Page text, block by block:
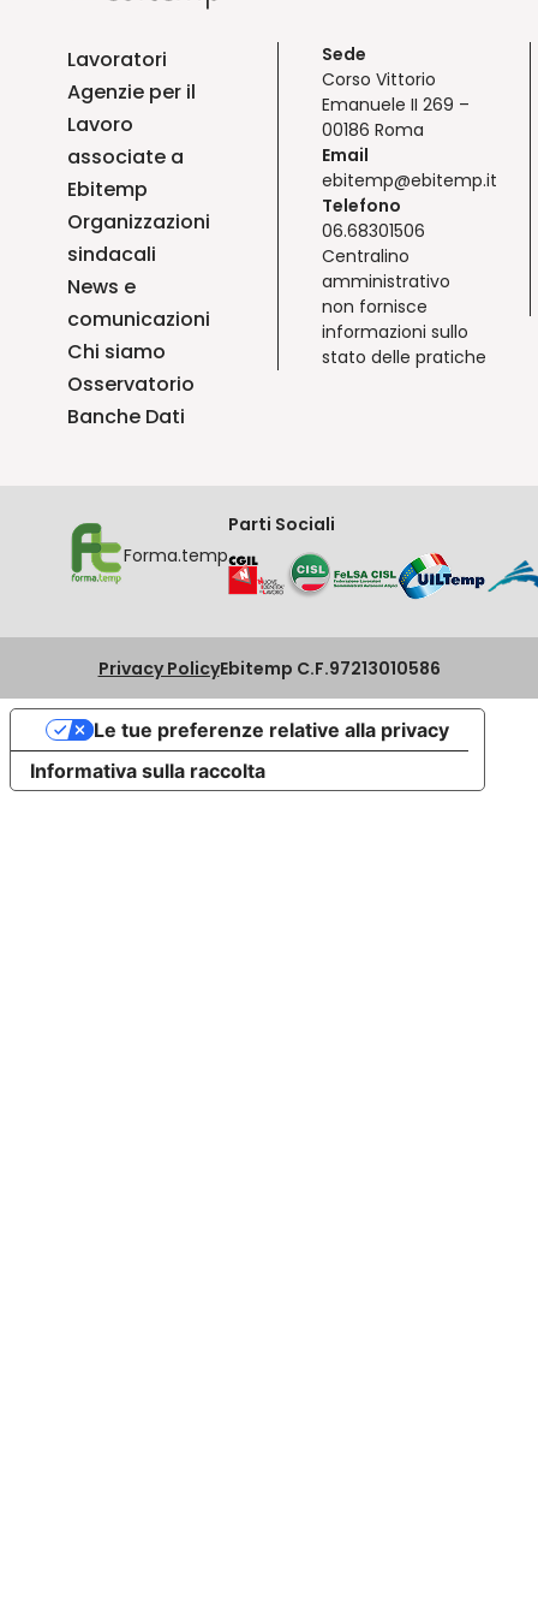
Lavoratori
Agenzie per il
Lavoro
associate a
Ebitemp
Organizzazioni
sindacali
News e
comunicazioni
Chi siamo
Osservatorio
Banche Dati
Sede
Corso Vittorio
Emanuele II 269 –
00186 Roma
Email
ebitemp@ebitemp.it
Telefono
06.68301506
Centralino
amministrativo
non fornisce
informazioni sullo
stato delle pratiche
Forma.temp
Parti Sociali
Privacy PolicyEbitemp C.F.97213010586
Informativa sulla raccolta
Le tue preferenze relative alla privacy